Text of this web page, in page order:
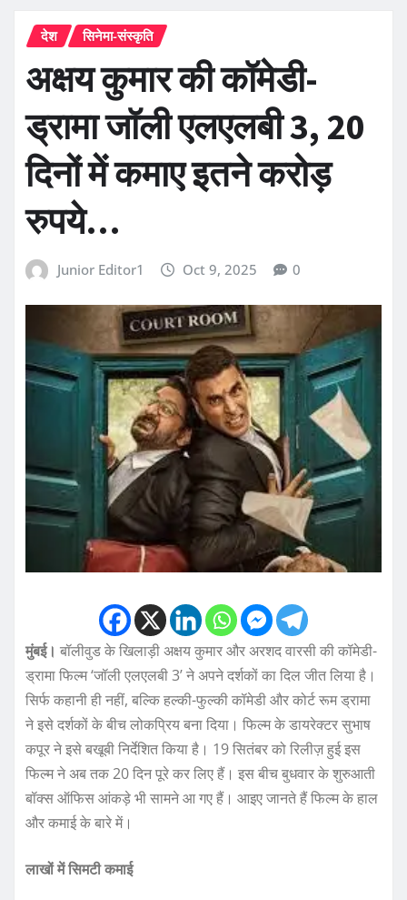
देश सिनेमा-संस्कृति
अक्षय कुमार की कॉमेडी-
ड्रामा जॉली एलएलबी 3, 20
दिनों में कमाए इतने करोड़
रुपये…
Junior Editor1 Oct 9, 2025 0
मुंबई। बॉलीवुड के खिलाड़ी अक्षय कुमार और अरशद वारसी की कॉमेडी-
ड्रामा फिल्म ‘जॉली एलएलबी 3’ ने अपने दर्शकों का दिल जीत लिया है।
सिर्फ कहानी ही नहीं, बल्कि हल्की-फुल्की कॉमेडी और कोर्ट रूम ड्रामा
ने इसे दर्शकों के बीच लोकप्रिय बना दिया। फिल्म के डायरेक्टर सुभाष
कपूर ने इसे बखूबी निर्देशित किया है। 19 सितंबर को रिलीज़ हुई इस
फिल्म ने अब तक 20 दिन पूरे कर लिए हैं। इस बीच बुधवार के शुरुआती
बॉक्स ऑफिस आंकड़े भी सामने आ गए हैं। आइए जानते हैं फिल्म के हाल
और कमाई के बारे में।
लाखों में सिमटी कमाई